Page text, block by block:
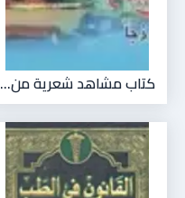
كتاب مشاهد شعرية من...